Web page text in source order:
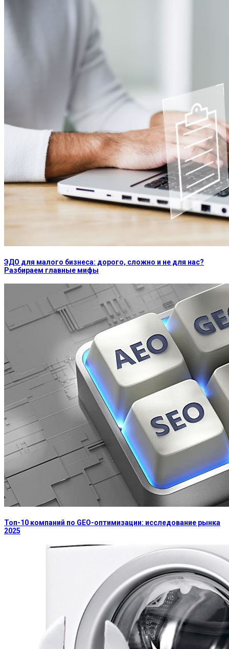
ЭДО для малого бизнеса: дорого, сложно и не для нас?
Разбираем главные мифы
Топ-10 компаний по GEO-оптимизации: исследование рынка
2025